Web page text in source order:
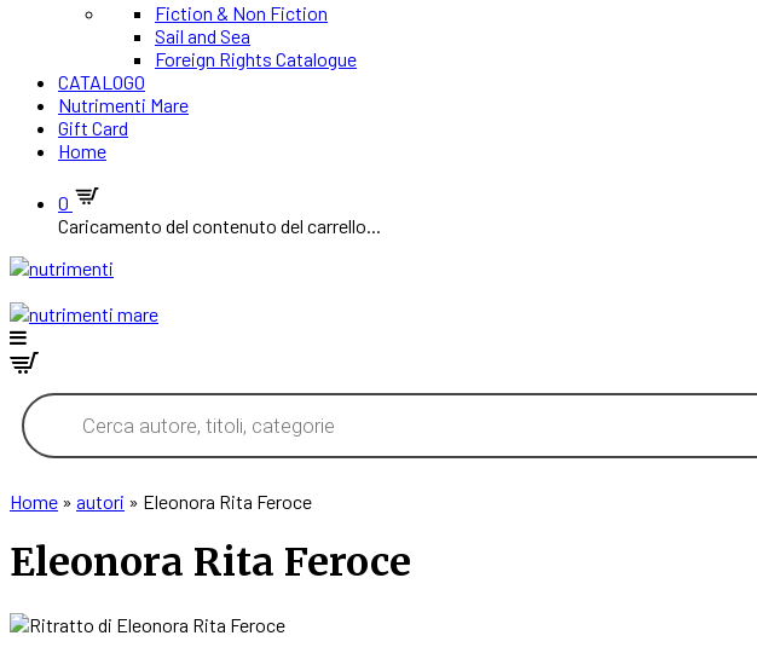
Fiction & Non Fiction
Sail and Sea
Foreign Rights Catalogue
CATALOGO
Nutrimenti Mare
Gift Card
Home
0
Caricamento del contenuto del carrello...
Products
search
Home » autori » Eleonora Rita Feroce
Eleonora Rita Feroce